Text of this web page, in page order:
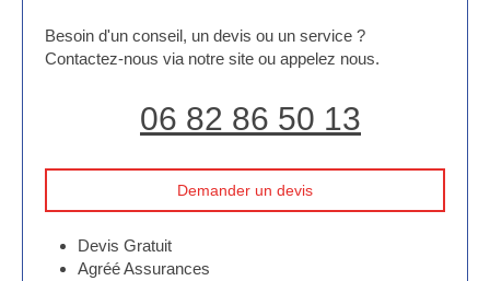
Besoin d'un conseil, un devis ou un service ?
Contactez-nous via notre site ou appelez nous.
06 82 86 50 13
Demander un devis
Devis Gratuit
Agréé Assurances